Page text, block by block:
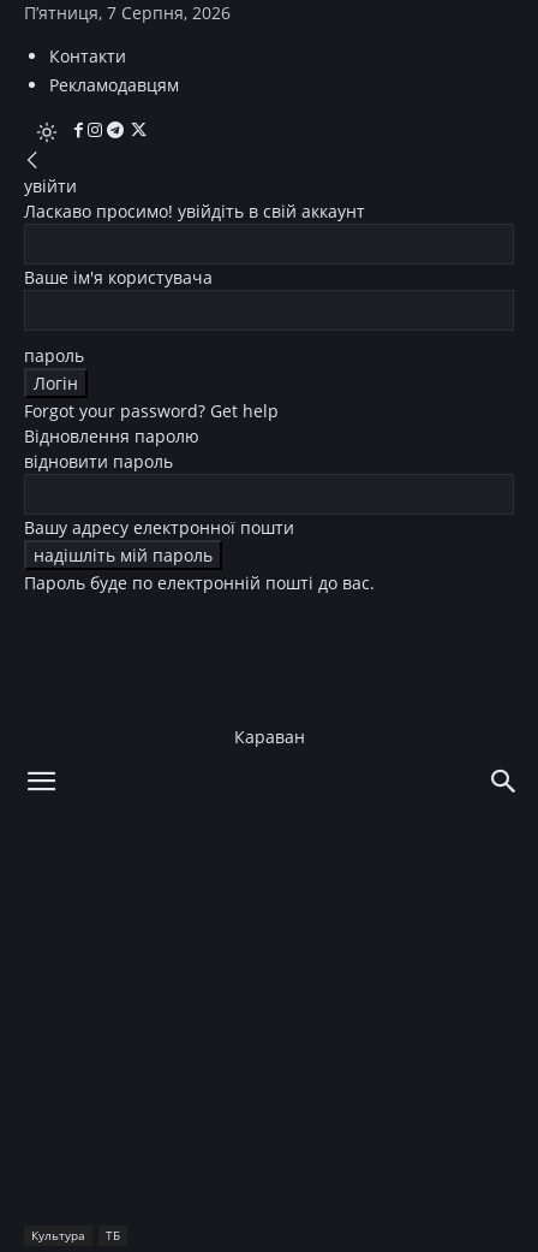
П’ятниця, 7 Серпня, 2026
Контакти
Рекламодавцям
увійти
Ласкаво просимо! увійдіть в свій аккаунт
Ваше ім'я користувача
пароль
Forgot your password? Get help
Відновлення паролю
відновити пароль
Вашу адресу електронної пошти
Пароль буде по електронній пошті до вас.
Караван
Культура ТБ